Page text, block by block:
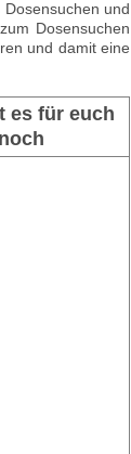
und
Dosensuchen
und damit eine
es für euch
noch